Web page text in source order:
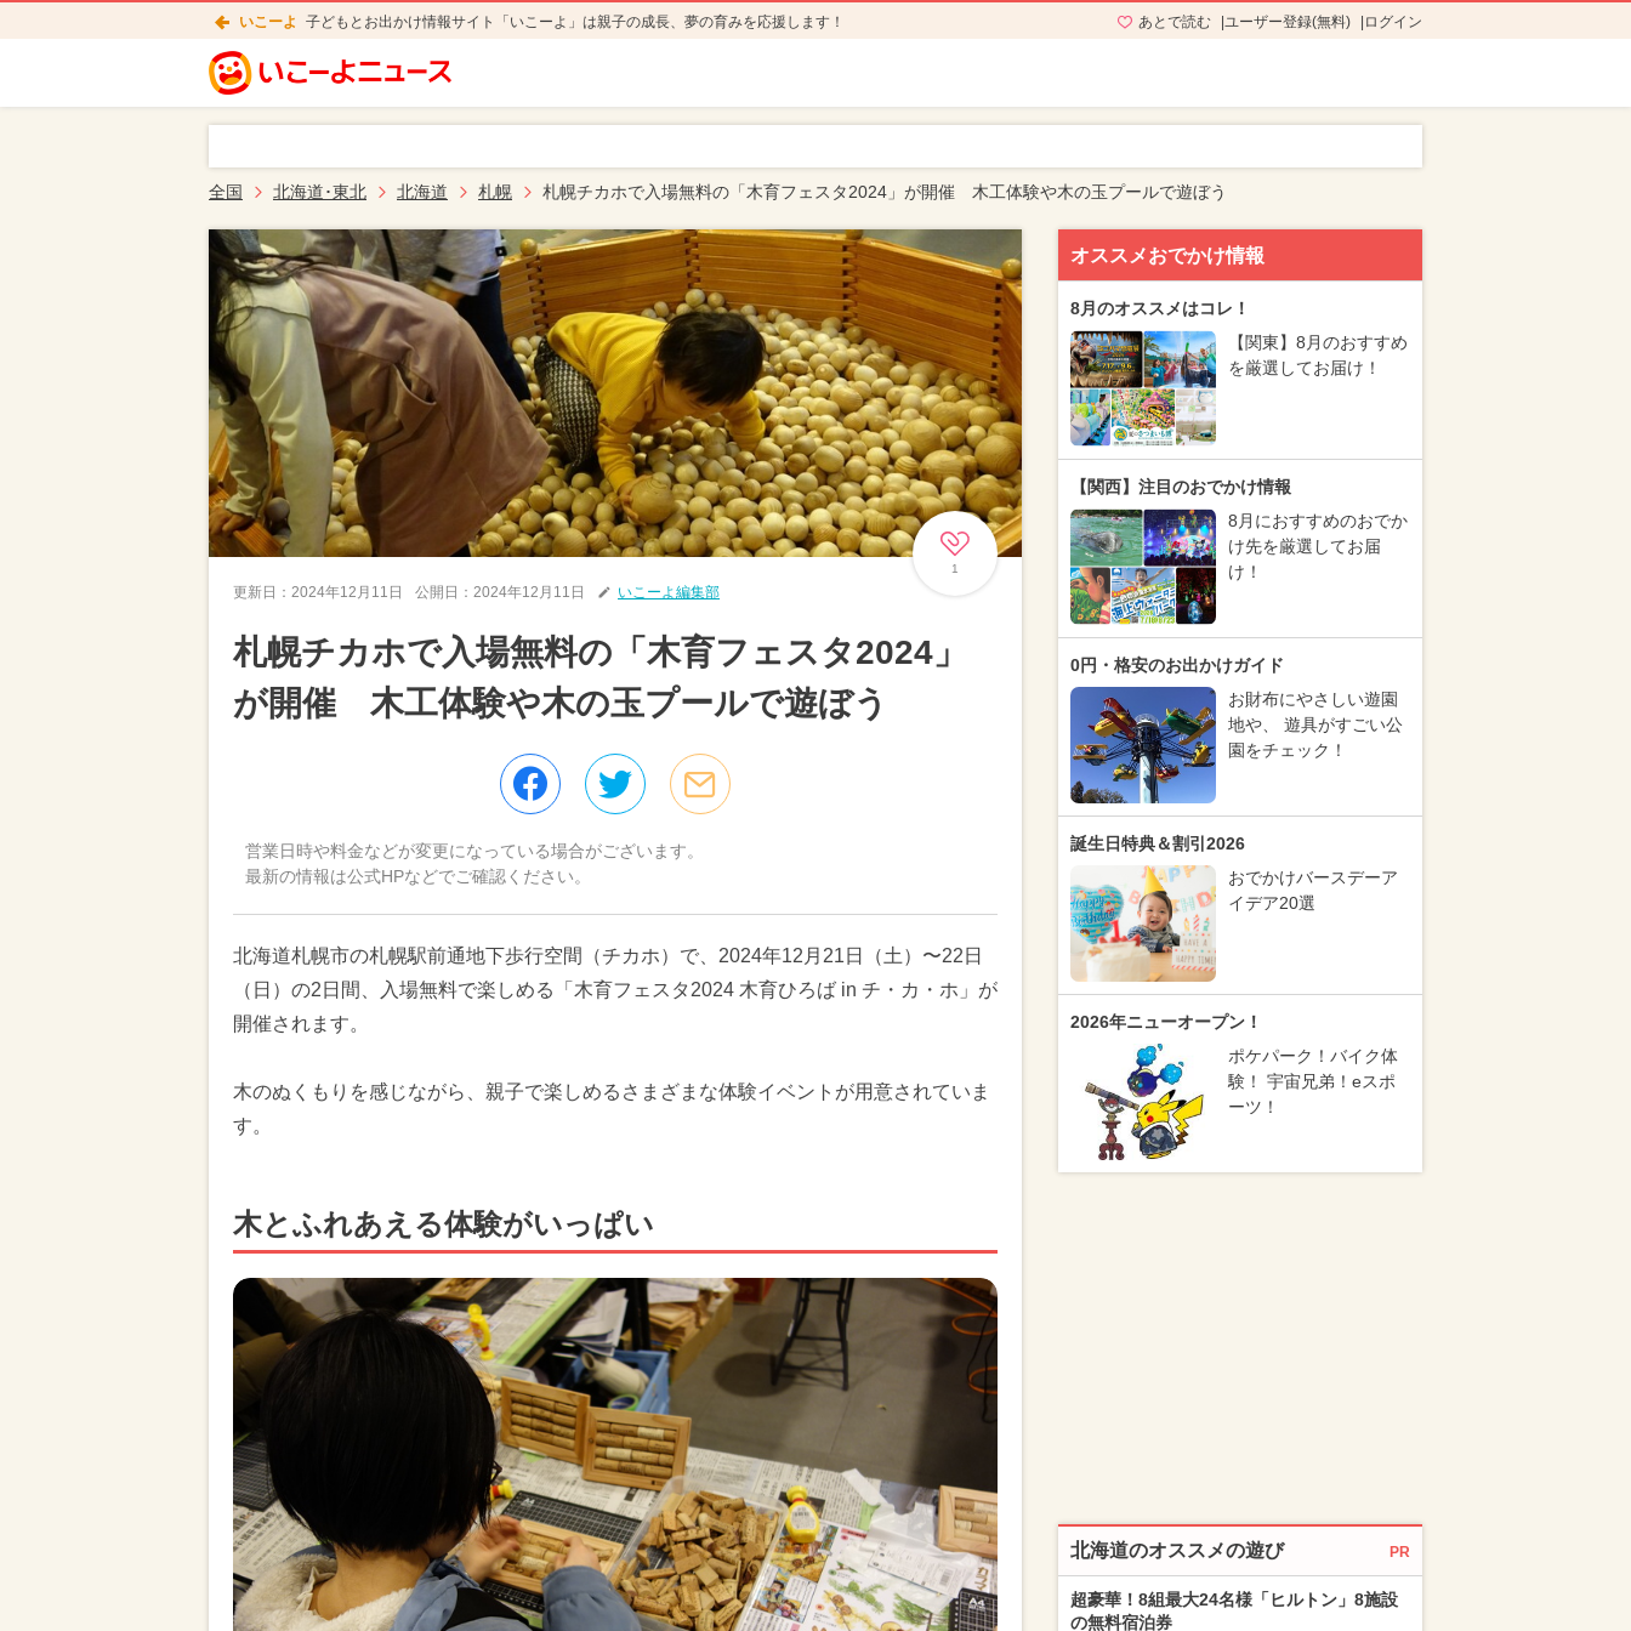
いこーよ 子どもとお出かけ情報サイト「いこーよ」は親子の成長、夢の育みを応援します！ あとで読む ユーザー登録(無料) ログイン
全国 北海道･東北 北海道 札幌 札幌チカホで入場無料の「木育フェスタ2024」が開催 木工体験や木の玉プールで遊ぼう
1
更新日： 2024年12月11日 公開日： 2024年12月11日 いこーよ編集部
札幌チカホで入場無料の「木育フェスタ2024」
が開催 木工体験や木の玉プールで遊ぼう
営業日時や料金などが変更になっている場合がございます。
最新の情報は公式HPなどでご確認ください。
北海道札幌市の札幌駅前通地下歩行空間（チカホ）で、2024年12月21日（土）〜22日
（日）の2日間、入場無料で楽しめる「木育フェスタ2024 木育ひろば in チ・カ・ホ」が
開催されます。
木のぬくもりを感じながら、親子で楽しめるさまざまな体験イベントが用意されていま
す。
木とふれあえる体験がいっぱい
オススメおでかけ情報
8月のオススメはコレ！
【関東】8月のおすすめ
を厳選してお届け！
【関西】注目のおでかけ情報
8月におすすめのおでか
け先を厳選してお届
け！
0円・格安のお出かけガイド
お財布にやさしい遊園
地や、 遊具がすごい公
園をチェック！
誕生日特典＆割引2026
おでかけバースデーア
イデア20選
2026年ニューオープン！
ポケパーク！バイク体
験！ 宇宙兄弟！eスポ
ーツ！
北海道のオススメの遊び PR
超豪華！8組最大24名様「ヒルトン」8施設
の無料宿泊券